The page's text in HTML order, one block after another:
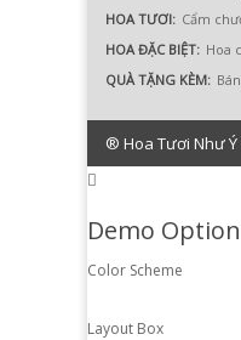
HOA TƯƠI: Cẩm
HOA ĐẶC BIỆT: Hoa
QUÀ TẶNG KÈM:
® Hoa Tươi Như Ý
Demo
Color Scheme
Layout Box